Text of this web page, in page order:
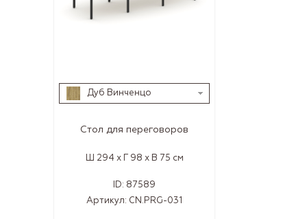
Дуб Винченцо
Стол для переговоров
Ш 294 x Г 98 x В 75 см
ID: 87589
Артикул: CN.PRG-031